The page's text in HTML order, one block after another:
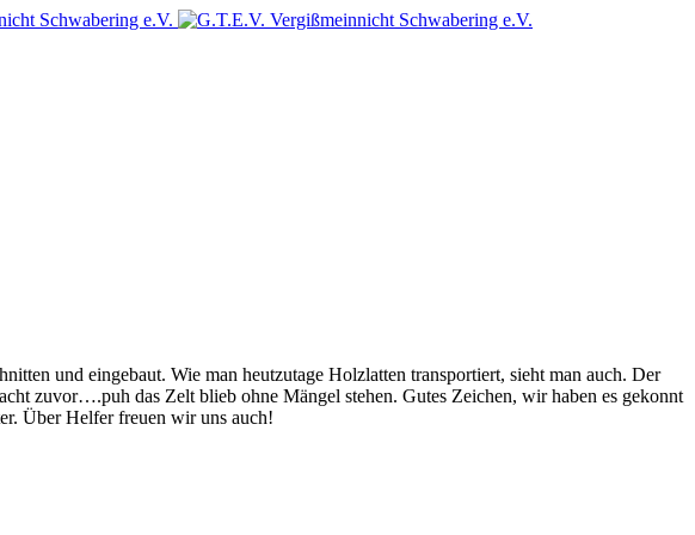
und eingebaut. Wie man heutzutage Holzlatten transportiert, sieht man auch. Der
zuvor….puh das Zelt blieb ohne Mängel stehen. Gutes Zeichen, wir haben es gekonnt
Über Helfer freuen wir uns auch!